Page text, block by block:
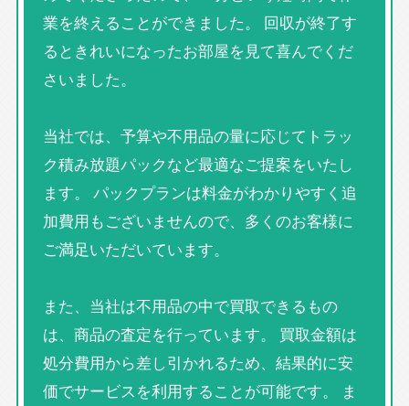
業を終えることができました。 回収が終了す
るときれいになったお部屋を見て喜んでくだ
さいました。
当社では、予算や不用品の量に応じてトラッ
ク積み放題パックなど最適なご提案をいたし
ます。 パックプランは料金がわかりやすく追
加費用もございませんので、多くのお客様に
ご満足いただいています。
また、当社は不用品の中で買取できるもの
は、商品の査定を行っています。 買取金額は
処分費用から差し引かれるため、結果的に安
価でサービスを利用することが可能です。 ま